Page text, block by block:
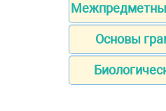
Основы